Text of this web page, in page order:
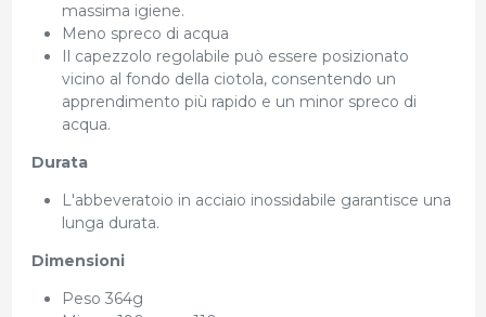
massima igiene.
Meno spreco di acqua
Il capezzolo regolabile può essere posizionato
vicino al fondo della ciotola, consentendo un
apprendimento più rapido e un minor spreco di
acqua.
Durata
L'abbeveratoio in acciaio inossidabile garantisce una
lunga durata.
Dimensioni
Peso 364g